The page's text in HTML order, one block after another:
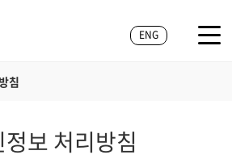
ENG
침
보 처리방침